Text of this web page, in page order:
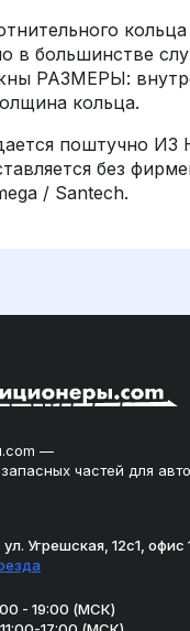
в большинстве
РАЗМЕРЫ:
кольца.
поштучно
без
/ Santech.
—
частей для
Угрешская, 12с1, офис
- 19:00 (МСК)